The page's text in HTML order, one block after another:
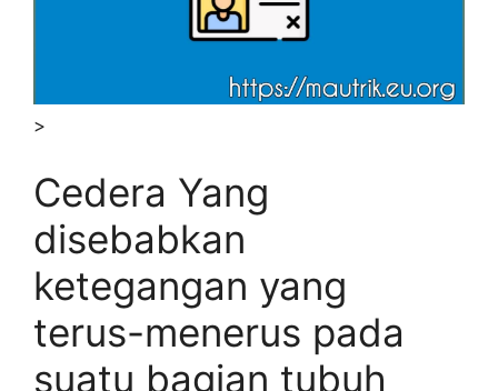
>
Cedera Yang
disebabkan
ketegangan yang
terus-menerus pada
suatu bagian tubuh